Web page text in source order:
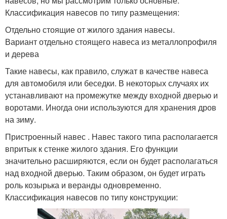
Классификация навесов по типу размещения:
Отдельно стоящие от жилого здания навесы.
Вариант отдельно стоящего навеса из металлопрофиля
и дерева
Такие навесы, как правило, служат в качестве навеса
для автомобиля или беседки. В некоторых случаях их
устанавливают на промежутке между входной дверью и
воротами. Иногда они используются для хранения дров
на зиму.
Пристроенный навес . Навес такого типа располагается
впритык к стенке жилого здания. Его функции
значительно расширяются, если он будет располагаться
над входной дверью. Таким образом, он будет играть
роль козырька и веранды одновременно.
Классификация навесов по типу конструкции: